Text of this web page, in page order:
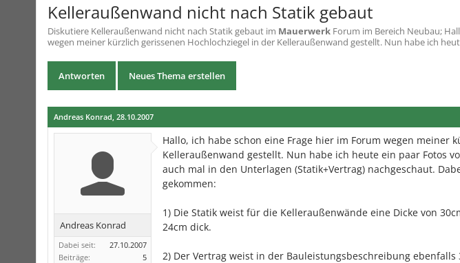
Kelleraußenwand nicht nach Statik gebaut
Diskutiere Kelleraußenwand nicht nach Statik gebaut im Mauerwerk Forum im Bereich Neubau;
wegen meiner kürzlich gerissenen Hochlochziegel in der Kelleraußenwand gestellt. Nun habe ich
Antworten Neues Thema erstellen
Andreas Konrad, 28.10.2007
Andreas Konrad
Dabei seit:
27.10.2007
Beiträge:
5
Hallo, ich habe schon eine Frage hier im Forum wegen meiner
Kelleraußenwand gestellt. Nun habe ich heute ein paar Fotos
auch mal in den Unterlagen (Statik+Vertrag) nachgeschaut.
gekommen:
1) Die Statik weist für die Kelleraußenwände eine Dicke von
24cm dick.
2) Der Vertrag weist in der Bauleistungsbeschreibung